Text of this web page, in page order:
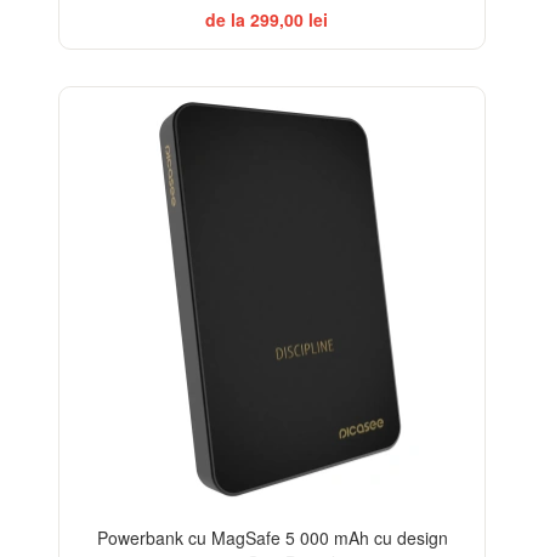
de la 299,00 lei
Powerbank cu MagSafe 5 000 mAh cu design